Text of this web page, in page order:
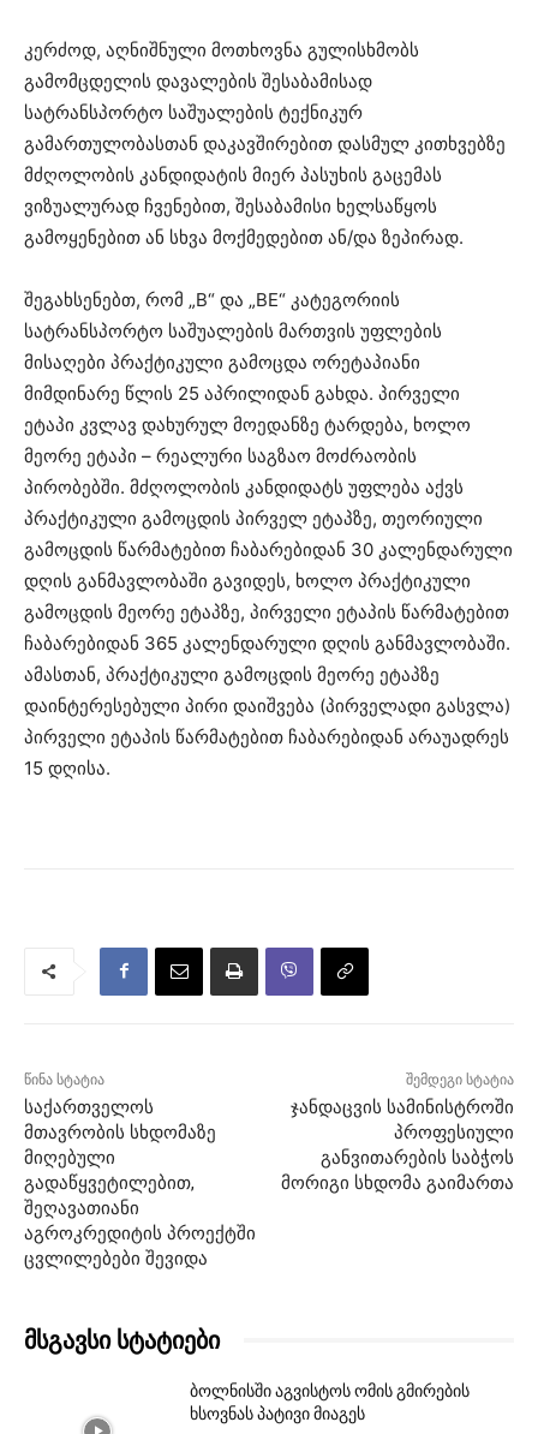
კერძოდ, აღნიშნული მოთხოვნა გულისხმობს
გამომცდელის დავალების შესაბამისად
სატრანსპორტო საშუალების ტექნიკურ
გამართულობასთან დაკავშირებით დასმულ კითხვებზე
მძღოლობის კანდიდატის მიერ პასუხის გაცემას
ვიზუალურად ჩვენებით, შესაბამისი ხელსაწყოს
გამოყენებით ან სხვა მოქმედებით ან/და ზეპირად.
შეგახსენებთ, რომ „B“ და „BE“ კატეგორიის
სატრანსპორტო საშუალების მართვის უფლების
მისაღები პრაქტიკული გამოცდა ორეტაპიანი
მიმდინარე წლის 25 აპრილიდან გახდა. პირველი
ეტაპი კვლავ დახურულ მოედანზე ტარდება, ხოლო
მეორე ეტაპი – რეალური საგზაო მოძრაობის
პირობებში. მძღოლობის კანდიდატს უფლება აქვს
პრაქტიკული გამოცდის პირველ ეტაპზე, თეორიული
გამოცდის წარმატებით ჩაბარებიდან 30 კალენდარული
დღის განმავლობაში გავიდეს, ხოლო პრაქტიკული
გამოცდის მეორე ეტაპზე, პირველი ეტაპის წარმატებით
ჩაბარებიდან 365 კალენდარული დღის განმავლობაში.
ამასთან, პრაქტიკული გამოცდის მეორე ეტაპზე
დაინტერესებული პირი დაიშვება (პირველადი გასვლა)
პირველი ეტაპის წარმატებით ჩაბარებიდან არაუადრეს
15 დღისა.
წინა სტატია
საქართველოს
მთავრობის სხდომაზე
მიღებული
გადაწყვეტილებით,
შეღავათიანი
აგროკრედიტის პროექტში
ცვლილებები შევიდა
შემდეგი სტატია
ჯანდაცვის სამინისტროში
პროფესიული
განვითარების საბჭოს
მორიგი სხდომა გაიმართა
მსგავსი სტატიები
ბოლნისში აგვისტოს ომის გმირების
ხსოვნას პატივი მიაგეს